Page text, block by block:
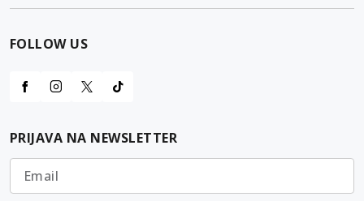
FOLLOW US
PRIJAVA NA NEWSLETTER
Email